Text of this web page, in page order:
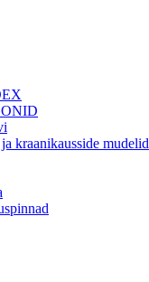
kraanikausside mudelid